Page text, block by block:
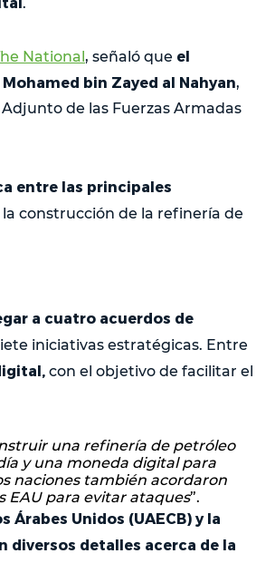
National , señaló que el
bin Zayed al Nahyan,
de las Fuerzas Armadas
entre las principales
construcción de la refinería de
a cuatro acuerdos de
iniciativas estratégicas. Entre
con el objetivo de facilitar el
una refinería de petróleo
y una moneda digital para
naciones también acordaron
EAU para evitar ataques”.
Árabes Unidos (UAECB) y la
diversos detalles acerca de la